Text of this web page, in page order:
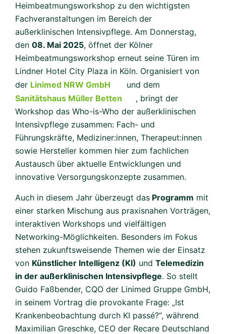
Heimbeatmungsworkshop zu den wichtigsten
Fachveranstaltungen im Bereich der
außerklinischen Intensivpflege. Am Donnerstag,
den 08. Mai 2025, öffnet der Kölner
Heimbeatmungsworkshop erneut seine Türen im
Lindner Hotel City Plaza in Köln. Organisiert von
der Linimed NRW GmbH
und dem
Sanitätshaus Müller Betten
, bringt der
Workshop das Who-is-Who der außerklinischen
Intensivpflege zusammen: Fach- und
Führungskräfte, Mediziner:innen, Therapeut:innen
sowie Hersteller kommen hier zum fachlichen
Austausch über aktuelle Entwicklungen und
innovative Versorgungskonzepte zusammen.
Auch in diesem Jahr überzeugt das Programm mit
einer starken Mischung aus praxisnahen Vorträgen,
interaktiven Workshops und vielfältigen
Networking-Möglichkeiten. Besonders im Fokus
stehen zukunftsweisende Themen wie der Einsatz
von Künstlicher Intelligenz (KI) und Telemedizin
in der außerklinischen Intensivpflege. So stellt
Guido Faßbender, CQO der Linimed Gruppe GmbH,
in seinem Vortrag die provokante Frage: „Ist
Krankenbeobachtung durch KI passé?“, während
Maximilian Greschke, CEO der Recare Deutschland